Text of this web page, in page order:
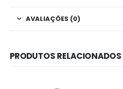
AVALIAÇÕES (0)
PRODUTOS RELACIONADOS